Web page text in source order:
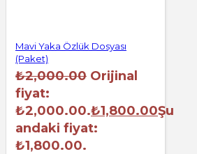
Mavi Yaka Özlük Dosyası
(Paket)
₺2,000.00 Orijinal
fiyat:
₺2,000.00.₺1,800.00Şu
andaki fiyat:
₺1,800.00.